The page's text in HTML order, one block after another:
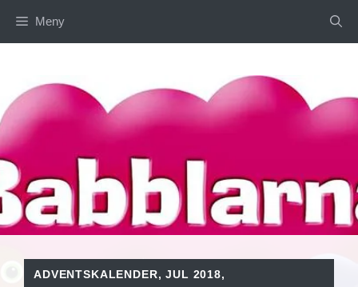
Meny
ADVENTSKALENDER,JUL 2018,